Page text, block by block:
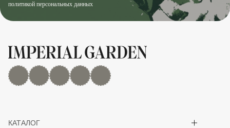
политикой персональных данных
MAX Дзен YouTuberutubeTelegram
КАТАЛОГ